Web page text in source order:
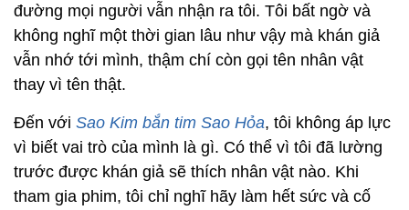
đường mọi người vẫn nhận ra tôi. Tôi bất ngờ và
không nghĩ một thời gian lâu như vậy mà khán giả
vẫn nhớ tới mình, thậm chí còn gọi tên nhân vật
thay vì tên thật.
Đến với Sao Kim bắn tim Sao Hỏa, tôi không áp lực
vì biết vai trò của mình là gì. Có thể vì tôi đã lường
trước được khán giả sẽ thích nhân vật nào. Khi
tham gia phim, tôi chỉ nghĩ hãy làm hết sức và cố